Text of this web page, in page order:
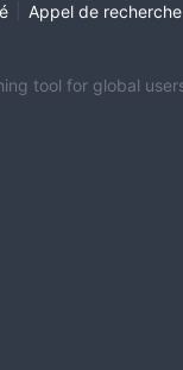
Appel de recherche
tool for global